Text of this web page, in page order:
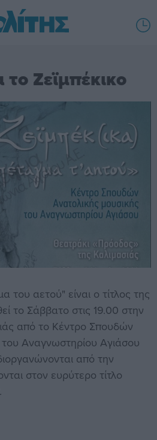
το Ζεϊμπέκικο
του αετού" είναι ο τίτλος της
το Σάββατο στις 19.00 στην
από το Κέντρο Σπουδών
Αναγνωστηρίου Αγιάσου
από την
στον ευρύτερο τίτλο